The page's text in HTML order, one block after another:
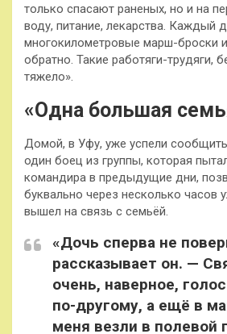
только спасают раненых, но и на
воду, питание, лекарства. Каждый
многокилометровые марш-броски
обратно. Такие работяги-трудяги,
тяжело».
«Одна большая
Домой, в Уфу, уже успели
один боец из группы, которая
командира в предыдущие дни,
буквально через несколько часов
вышел на связь с семьёй.
«Дочь сперва не
рассказывает он. —
очень, наверное,
по-другому, а ещё в
меня везли в полевой